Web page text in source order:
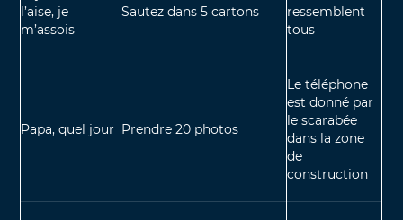
l’aise, je
m’assois
Sautez dans 5 cartons
ressemblent
tous
Papa, quel jour Prendre 20 photos
Le téléphone
est donné par
le scarabée
dans la zone
de
construction